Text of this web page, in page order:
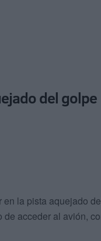
del golpe
la pista aquejado
acceder al avión,